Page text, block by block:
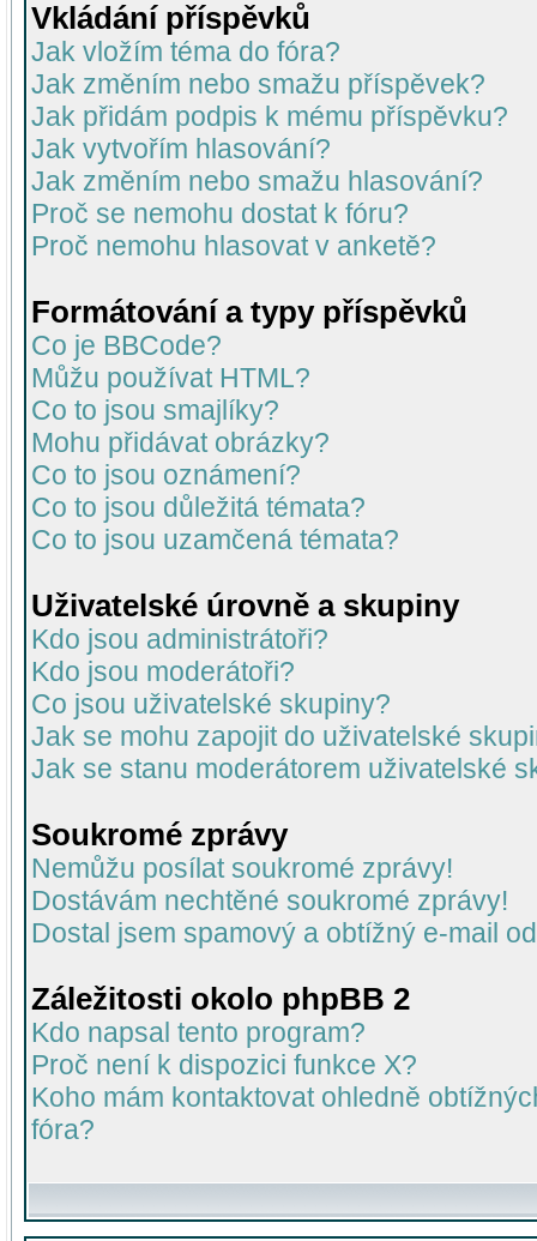
Vkládání příspěvků
Jak vložím téma do fóra?
Jak změním nebo smažu příspěvek?
Jak přidám podpis k mému příspěvku?
Jak vytvořím hlasování?
Jak změním nebo smažu hlasování?
Proč se nemohu dostat k fóru?
Proč nemohu hlasovat v anketě?
Formátování a typy příspěvků
Co je BBCode?
Můžu používat HTML?
Co to jsou smajlíky?
Mohu přidávat obrázky?
Co to jsou oznámení?
Co to jsou důležitá témata?
Co to jsou uzamčená témata?
Uživatelské úrovně a skupiny
Kdo jsou administrátoři?
Kdo jsou moderátoři?
Co jsou uživatelské skupiny?
Jak se mohu zapojit do uživatelské
Jak se stanu moderátorem uživatelské
Soukromé zprávy
Nemůžu posílat soukromé zprávy!
Dostávám nechtěné soukromé zprávy!
Dostal jsem spamový a obtížný e-mail
Záležitosti okolo phpBB 2
Kdo napsal tento program?
Proč není k dispozici funkce X?
Koho mám kontaktovat ohledně
fóra?